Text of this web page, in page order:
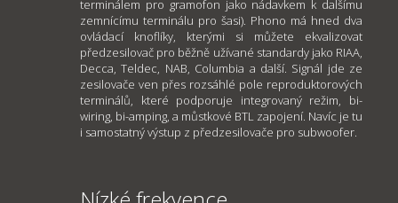
terminálem pro gramofon jako nádavkem k dalšímu
zemnícímu terminálu pro šasi). Phono má hned dva
ovládací knoflíky, kterými si můžete ekvalizovat
předzesilovač pro běžně užívané standardy jako RIAA,
Decca, Teldec, NAB, Columbia a další. Signál jde ze
zesilovače ven přes rozsáhlé pole reproduktorových
terminálů, které podporuje integrovaný režim, bi-
wiring, bi-amping, a můstkové BTL zapojení. Navíc je tu
i samostatný výstup z předzesilovače pro subwoofer.